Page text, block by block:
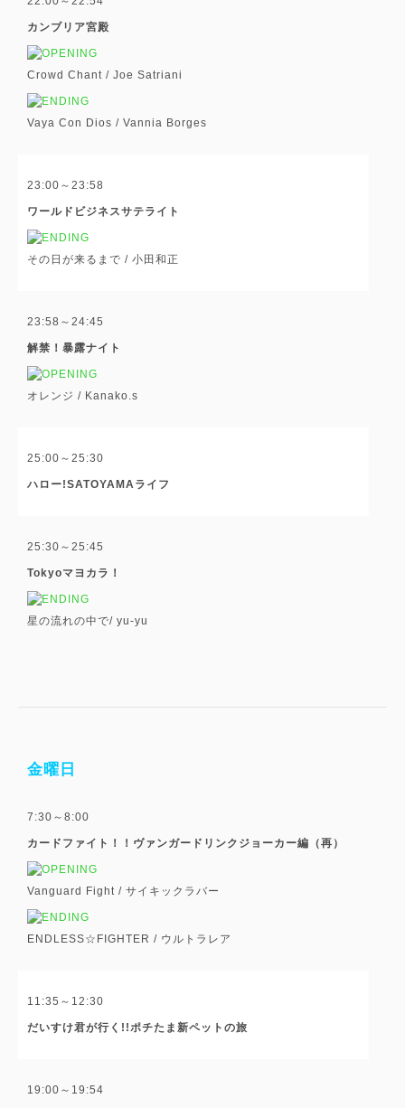
カンブリア宮殿
Crowd Chant / Joe Satriani
Vaya Con Dios / Vannia Borges
23:00～23:58
ワールドビジネスサテライト
その日が来るまで / 小田和正
23:58～24:45
解禁！暴露ナイト
オレンジ / Kanako.s
25:00～25:30
ハロー!SATOYAMAライフ
25:30～25:45
Tokyoマヨカラ！
星の流れの中で/ yu-yu
金曜日
7:30～8:00
カードファイト！！ヴァンガードリンクジョーカー編（再）
Vanguard Fight / サイキックラバー
ENDLESS☆FIGHTER / ウルトラレア
11:35～12:30
だいすけ君が行く!!ポチたま新ペットの旅
19:00～19:54